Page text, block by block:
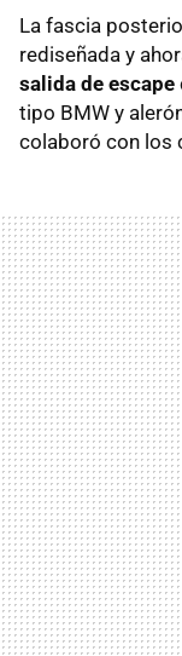
La fascia
rediseñada y
salida de escape
tipo BMW y
colaboró con los